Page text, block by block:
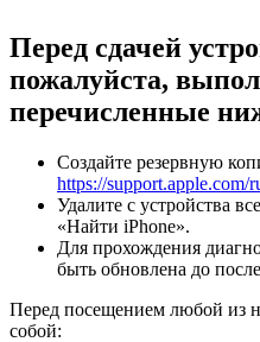
Перед сдачей
пожалуйста,
перечисленные
Создайте резервную
https://support.apple.com/
Удалите с устройства
«Найти iPhone».
Для прохождения
быть обновлена до
Перед посещением любой из
собой: